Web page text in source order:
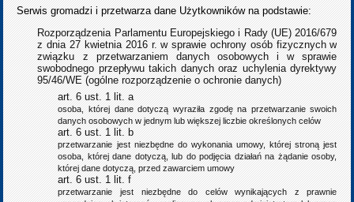
Serwis gromadzi i przetwarza dane Użytkowników na podstawie:
Rozporządzenia Parlamentu Europejskiego i Rady (UE) 2016/679
z dnia 27 kwietnia 2016 r. w sprawie ochrony osób fizycznych w
związku z przetwarzaniem danych osobowych i w sprawie
swobodnego przepływu takich danych oraz uchylenia dyrektywy
95/46/WE (ogólne rozporządzenie o ochronie danych)
art. 6 ust. 1 lit. a
osoba, której dane dotyczą wyraziła zgodę na przetwarzanie swoich
danych osobowych w jednym lub większej liczbie określonych celów
art. 6 ust. 1 lit. b
przetwarzanie jest niezbędne do wykonania umowy, której stroną jest
osoba, której dane dotyczą, lub do podjęcia działań na żądanie osoby,
której dane dotyczą, przed zawarciem umowy
art. 6 ust. 1 lit. f
przetwarzanie jest niezbędne do celów wynikających z prawnie